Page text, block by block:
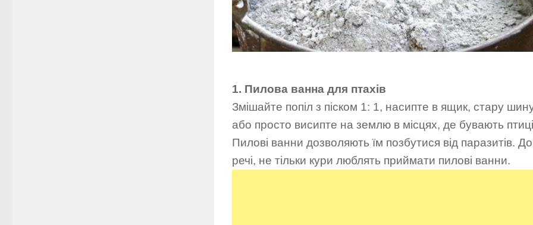
1. Пилова ванна для птахів
Змішайте попіл з піском 1: 1, насипте в ящик, стару
або просто висипте на землю в місцях, де бувають
Пилові ванни дозволяють їм позбутися від паразитів. До
речі, не тільки кури люблять приймати пилові ванни.